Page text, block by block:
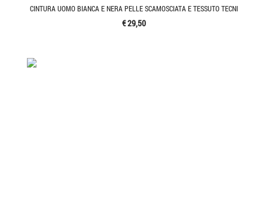
CINTURA UOMO BIANCA E NERA PELLE SCAMOSCIATA E TESSUTO TECNI
€ 29,50